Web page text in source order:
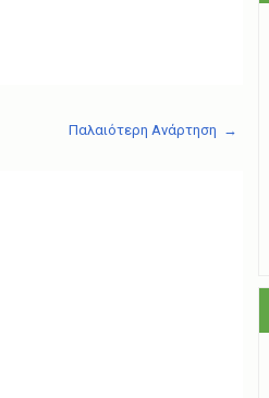
Παλαιότερη Ανάρτηση →